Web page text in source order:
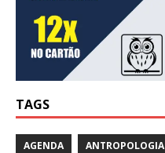
TAGS
AGENDA ANTROPOLOGIA